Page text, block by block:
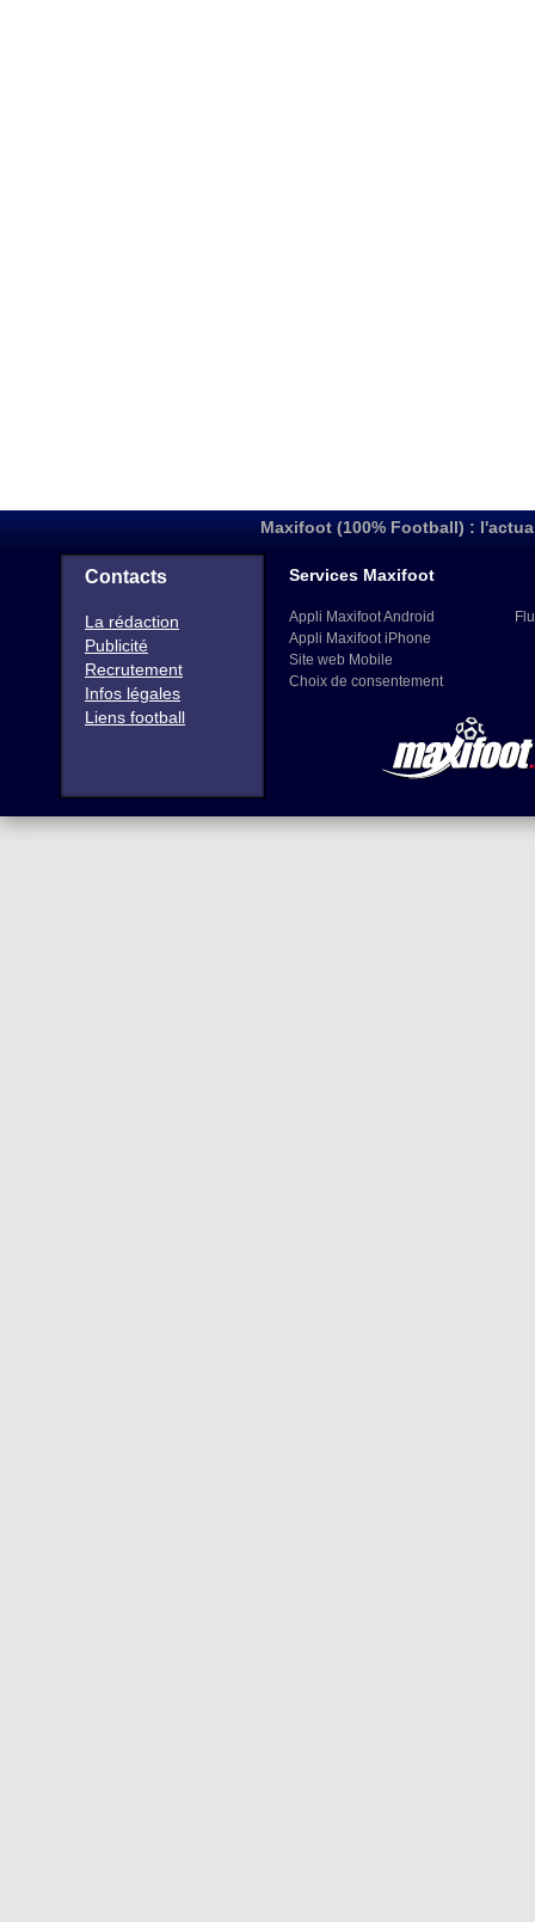
Maxifoot (100% Football) :
Contacts
La rédaction
Publicité
Recrutement
Infos légales
Liens football
Services Maxifoot
Appli Maxifoot Android
Appli Maxifoot iPhone
Site web Mobile
Choix de consentement